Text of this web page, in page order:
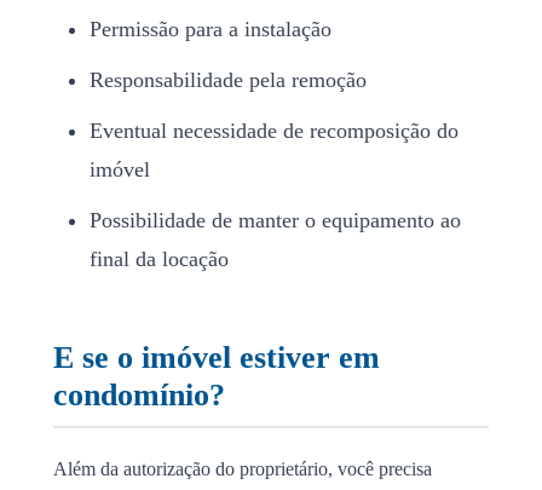
Permissão para a instalação
Responsabilidade pela remoção
Eventual necessidade de recomposição do
imóvel
Possibilidade de manter o equipamento ao
final da locação
E se o imóvel estiver em
condomínio?
Além da autorização do proprietário, você precisa